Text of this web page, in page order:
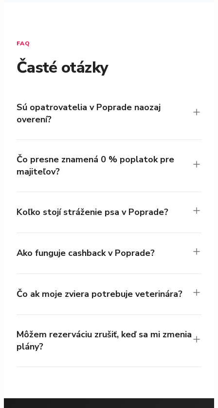
FAQ
Časté otázky
Sú opatrovatelia v Poprade naozaj
overení?
Čo presne znamená 0 % poplatok pre
majiteľov?
Koľko stojí stráženie psa v Poprade?
Ako funguje cashback v Poprade?
Čo ak moje zviera potrebuje veterinára?
Môžem rezerváciu zrušiť, keď sa mi zmenia
plány?